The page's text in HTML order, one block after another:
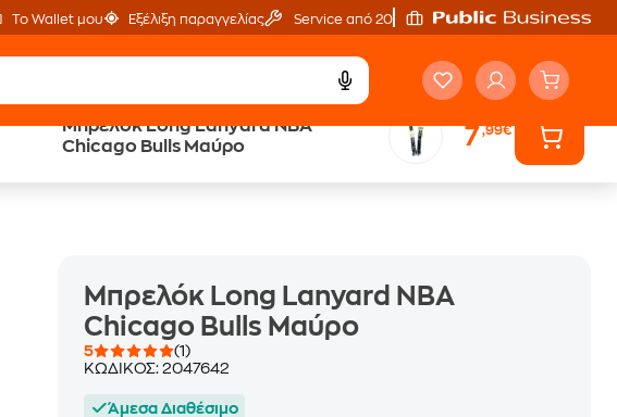
Το Wallet μου Εξέλιξη παραγγελίας Service από 20'
Μπρελόκ Long Lanyard NBA
Chicago Bulls Μαύρο
7,99€
eGift Card Άτοκες Δόσεις
Μπρελόκ Long Lanyard NBA
Chicago Bulls Μαύρο
5
(1)
ΚΩΔΙΚΟΣ:2047642
Άμεσα Διαθέσιμο